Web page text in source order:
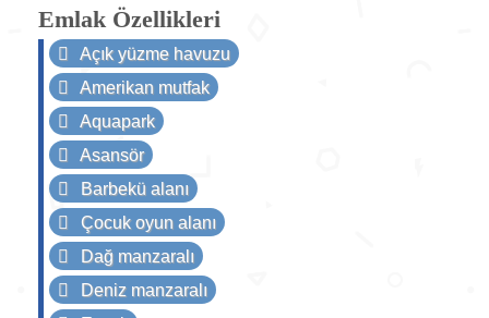
Emlak Özellikleri
Açık yüzme havuzu
Amerikan mutfak
Aquapark
Asansör
Barbekü alanı
Çocuk oyun alanı
Dağ manzaralı
Deniz manzaralı